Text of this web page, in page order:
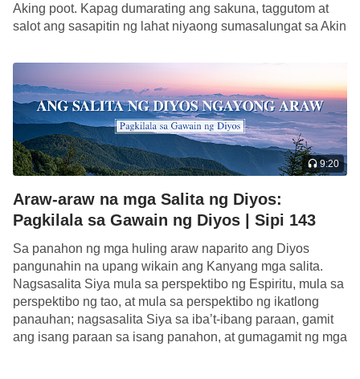
Aking poot. Kapag dumarating ang sakuna, taggutom at
salot ang sasapitin ng lahat niyaong sumasalungat sa Akin
9:20
Araw-araw na mga Salita ng Diyos:
Pagkilala sa Gawain ng Diyos | Sipi 143
Sa panahon ng mga huling araw naparito ang Diyos
pangunahin na upang wikain ang Kanyang mga salita.
Nagsasalita Siya mula sa perspektibo ng Espiritu, mula sa
perspektibo ng tao, at mula sa perspektibo ng ikatlong
panauhan; nagsasalita Siya sa iba’t-ibang paraan, gamit
ang isang paraan sa isang panahon, at gumagamit ng mga